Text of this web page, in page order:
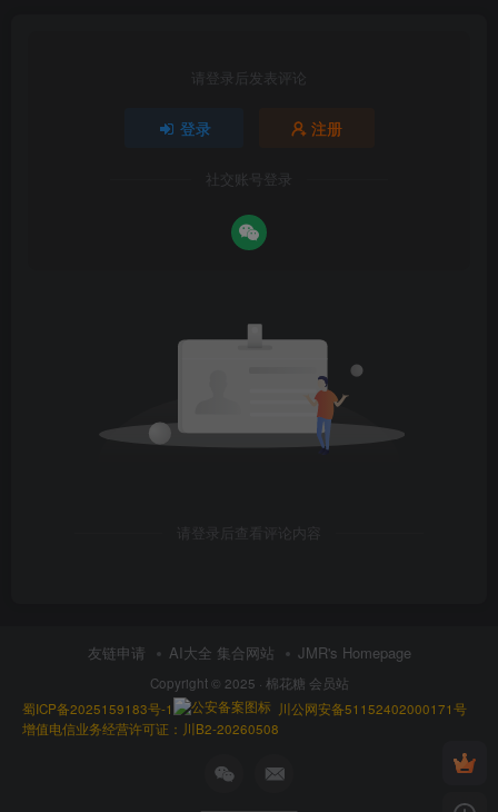
请登录后发表评论
登录 注册
社交账号登录
请登录后查看评论内容
友链申请 AI大全 集合网站 JMR's Homepage
Copyright © 2025 · 棉花糖 会员站
蜀ICP备2025159183号-1
川公网安备51152402000171号
增值电信业务经营许可证：川B2-20260508